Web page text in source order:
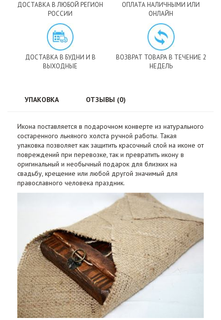
ДОСТАВКА В ЛЮБОЙ РЕГИОН
РОССИИ
ОПЛАТА НАЛИЧНЫМИ ИЛИ
ОНЛАЙН
ДОСТАВКА В БУДНИ И В
ВЫХОДНЫЕ
ВОЗВРАТ ТОВАРА В ТЕЧЕНИЕ 2
НЕДЕЛЬ
УПАКОВКА ОТЗЫВЫ (0)
Икона поставляется в подарочном конверте из натурального
состаренного льняного холста ручной работы. Такая
упаковка позволяет как защитить красочный слой на иконе от
повреждений при перевозке, так и превратить икону в
оригинальный и необычный подарок для близких на
свадьбу, крещение или любой другой значимый для
православного человека праздник.